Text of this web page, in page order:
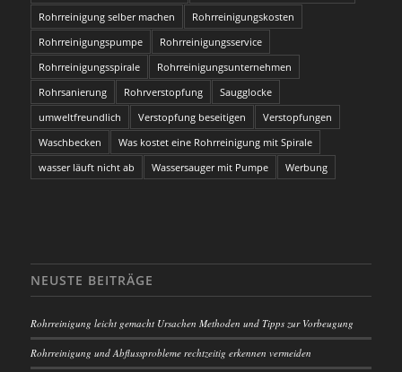
Rohrreinigung selber machen
Rohrreinigungskosten
Rohrreinigungspumpe
Rohrreinigungsservice
Rohrreinigungsspirale
Rohrreinigungsunternehmen
Rohrsanierung
Rohrverstopfung
Saugglocke
umweltfreundlich
Verstopfung beseitigen
Verstopfungen
Waschbecken
Was kostet eine Rohrreinigung mit Spirale
wasser läuft nicht ab
Wassersauger mit Pumpe Werbung
NEUSTE BEITRÄGE
Rohrreinigung leicht gemacht Ursachen Methoden und Tipps zur Vorbeugung
Rohrreinigung und Abflussprobleme rechtzeitig erkennen vermeiden